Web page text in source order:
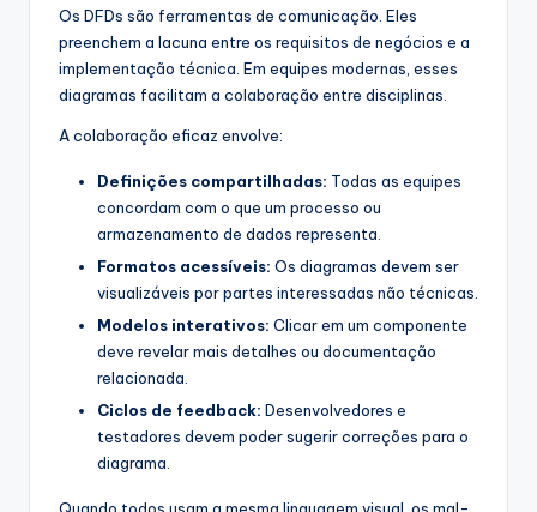
Os DFDs são ferramentas de comunicação. Eles
preenchem a lacuna entre os requisitos de negócios e a
implementação técnica. Em equipes modernas, esses
diagramas facilitam a colaboração entre disciplinas.
A colaboração eficaz envolve:
Definições compartilhadas: Todas as equipes
concordam com o que um processo ou
armazenamento de dados representa.
Formatos acessíveis: Os diagramas devem ser
visualizáveis por partes interessadas não técnicas.
Modelos interativos: Clicar em um componente
deve revelar mais detalhes ou documentação
relacionada.
Ciclos de feedback: Desenvolvedores e
testadores devem poder sugerir correções para o
diagrama.